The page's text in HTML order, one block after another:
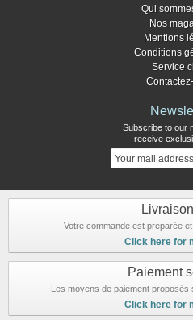
Qui
Nos
Mentions
Conditions
Service
Subscribe to our
receive
Votre commande est preparée
Click here for
Paiement
Les moyens de paiement
Click here for